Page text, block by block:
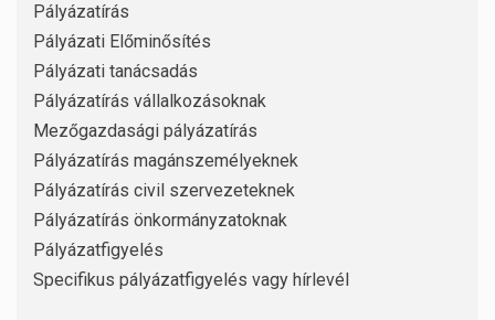
Pályázatírás
Pályázati Előminősítés
Pályázati tanácsadás
Pályázatírás vállalkozásoknak
Mezőgazdasági pályázatírás
Pályázatírás magánszemélyeknek
Pályázatírás civil szervezeteknek
Pályázatírás önkormányzatoknak
Pályázatfigyelés
Specifikus pályázatfigyelés vagy hírlevél